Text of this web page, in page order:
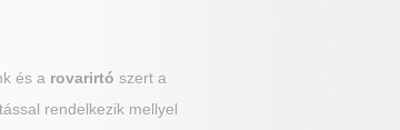
és a rovarirtó szert a
rendelkezik mellyel